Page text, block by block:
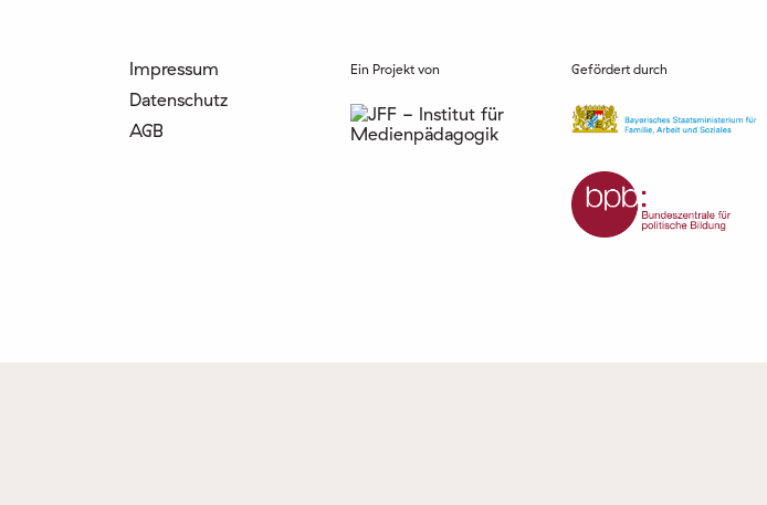
Impressum
Datenschutz
AGB
Ein Projekt von Gefördert durch